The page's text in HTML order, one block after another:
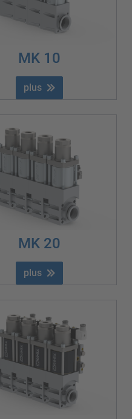
MK 10
plus
MK 20
plus